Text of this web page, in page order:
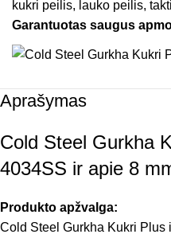
kukri peilis, lauko peilis,
Garantuotas saugus
Aprašymas
Cold Steel Gurkha
4034SS ir apie 8
Produkto apžvalga:
Cold Steel Gurkha Kukri